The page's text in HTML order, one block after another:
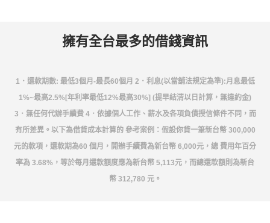
擁有全台最多的借錢資訊
1．還款期數: 最低3個月-最長60個月 2．利息(以當舖法規定為準):月息最低
1%~最高2.5%[年利率最低12%最高30%] (提早結清以日計算，無違約金)
3．無任何代辦手續費 4．依據個人工作、薪水及各項負債授信條件不同，而
有所差異。以下為借貸成本計算的 參考案例：假設你貸一筆新台幣 300,000
元的款項，還款期為60 個月，開辦手續費為新台幣 6,000元，總 費用年百分
率為 3.68%，等於每月還款額度應為新台幣 5,113元，而總還款額則為新台
幣 312,780 元。